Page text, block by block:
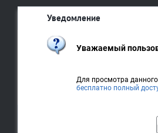
Уведомление
Уважаемый
Для просмотра
бесплатно полный